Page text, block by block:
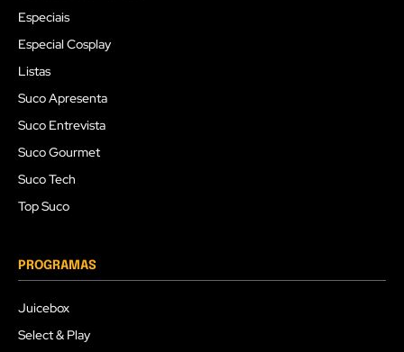
Especiais
Especial Cosplay
Listas
Suco Apresenta
Suco Entrevista
Suco Gourmet
Suco Tech
Top Suco
PROGRAMAS
Juicebox
Select & Play